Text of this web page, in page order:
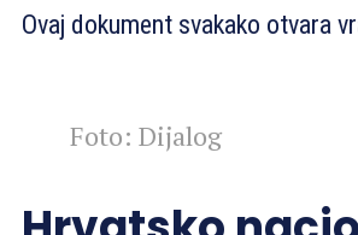
Ovaj dokument svakako otvara
Foto: Dijalog